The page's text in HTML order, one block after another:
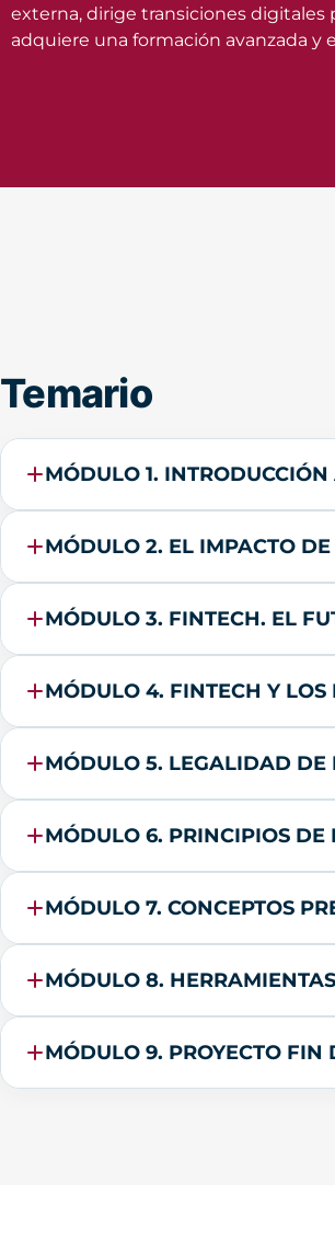
externa, dirige transiciones digitales
adquiere una formación avanzada y
Temario
MÓDULO 1.
MÓDULO 2. EL IMPACTO
MÓDULO 3. FINTECH. EL
MÓDULO 4. FINTECH Y
MÓDULO 5. LEGALIDAD DE
MÓDULO 6. PRINCIPIOS
MÓDULO 7. CONCEPTOS
MÓDULO 8.
MÓDULO 9. PROYECTO FIN